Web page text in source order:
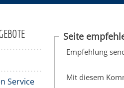
Service
Seite
Empfehlung
Mit diesem